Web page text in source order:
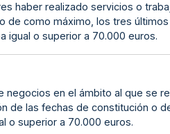
haber realizado servicios o
como máximo, los tres
igual o superior a 70.000 euros.
negocios en el ámbito al que se
de las fechas de constitución o
o superior a 70.000 euros.